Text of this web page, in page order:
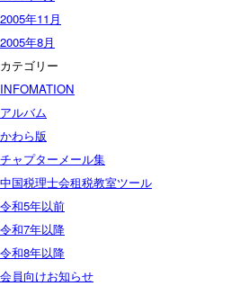
2005年11月
2005年8月
カテゴリー
INFOMATION
アルバム
かわら版
チャプターメール集
中国税理士会租税教室ツール
令和5年以前
令和7年以降
令和8年以降
会員向けお知らせ